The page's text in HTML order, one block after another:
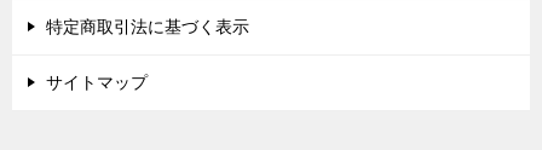
特定商取引法に基づく表示
サイトマップ